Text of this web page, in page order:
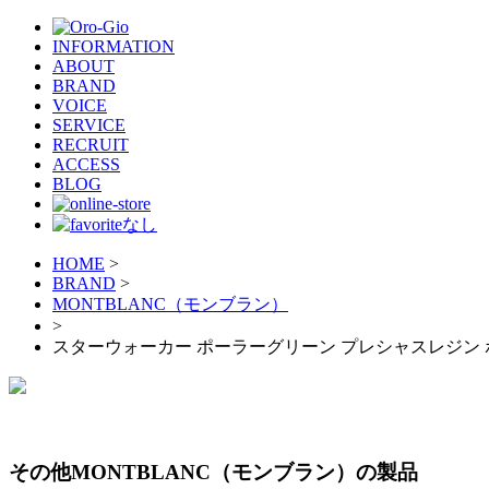
INFORMATION
ABOUT
BRAND
VOICE
SERVICE
RECRUIT
ACCESS
BLOG
HOME >
BRAND >
MONTBLANC（モンブラン）
>
スターウォーカー ポーラーグリーン プレシャスレジン
その他MONTBLANC（モンブラン）の製品